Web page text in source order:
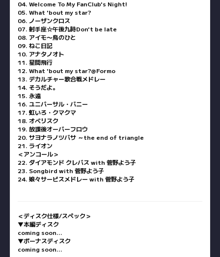
04. Welcome To My FanClub's Night!
05. What 'bout my star?
06. ノーザンクロス
07. 射手座☆午後九時Don't be late
08. アイモ〜鳥のひと
09. ねこ日記
10. アナタノオト
11. 星間飛行
12. What 'bout my star?@Formo
13. デカルチャー歌合戦メドレー
14. そうだよ。
15. 永遠
16. ユニバーサル・バニー
17. 虹いろ・クマクマ
18. オベリスク
19. 放課後オーバーフロウ
20. サヨナラノツバサ ～the end of triangle
21. ライオン
＜アンコール＞
22. ダイアモンド クレバス with 菅野よう子
23. Songbird with 菅野よう子
24. 娘々サービスメドレー with 菅野よう子
＜ディスク仕様/スペック＞
▼本編ディスク
coming soon…
▼ボーナスディスク
coming soon…